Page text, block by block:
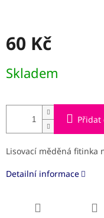
60 Kč
cena:
Skladem
Přidat
Lisovací měděná fitinka
Detailní informace